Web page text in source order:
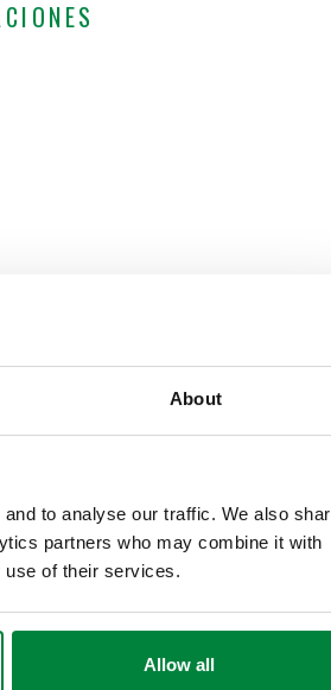
About
to analyse our traffic. We also
partners who may combine it with
use of their services.
Allow all
Racor macho. Conexión A: Ø 21.
de trabajo: 16 bar. Rango de